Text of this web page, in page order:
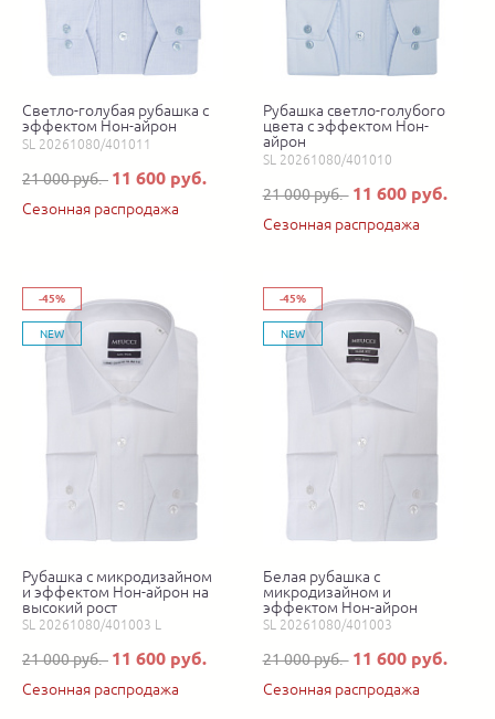
Светло-голубая рубашка с
эффектом Нон-айрон
SL 20261080/401011
21 000 руб. 11 600 руб.
Сезонная распродажа
Рубашка светло-голубого
цвета с эффектом Нон-
айрон
SL 20261080/401010
21 000 руб. 11 600 руб.
Сезонная распродажа
-45%
NEW
Рубашка с микродизайном
и эффектом Нон-айрон на
высокий рост
SL 20261080/401003 L
21 000 руб. 11 600 руб.
Сезонная распродажа
-45%
NEW
Белая рубашка с
микродизайном и
эффектом Нон-айрон
SL 20261080/401003
21 000 руб. 11 600 руб.
Сезонная распродажа